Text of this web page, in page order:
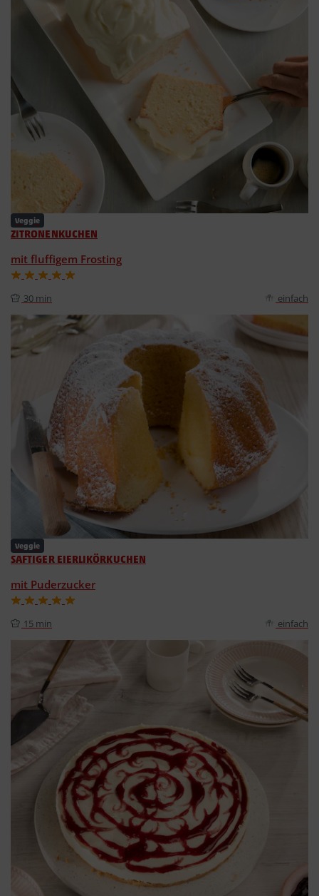
Veggie
ZITRONENKUCHEN
mit fluffigem Frosting
30 min einfach
Veggie
SAFTIGER EIERLIKÖRKUCHEN
mit Puderzucker
15 min einfach